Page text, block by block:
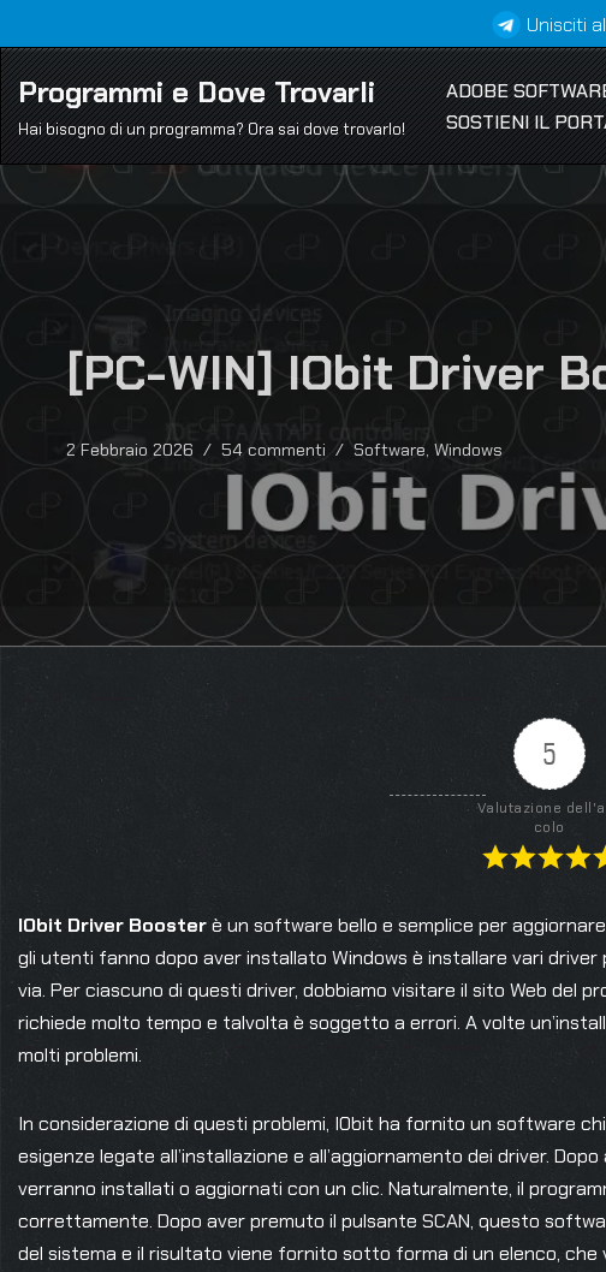
Vai
al
contenuto
Unisciti
Programmi e Dove Trovarli
Hai bisogno di un programma? Ora sai dove trovarlo!
ADOBE
SOSTIENI IL
[PC-WIN] IObit Driver
2 Febbraio 2026 54 commenti Software, Windows
5
Valutazione
colo
IObit Driver Boosterè un software bello e semplice per
gli utenti fanno dopo aver installato Windows è installare vari
via. Per ciascuno di questi driver, dobbiamo visitare il sito Web del
richiede molto tempo e talvolta è soggetto a errori. A volte
molti problemi.
In considerazione di questi problemi, IObit ha fornito un software
esigenze legate all’installazione e all’aggiornamento dei driver.
verranno installati o aggiornati con un clic. Naturalmente, il
correttamente. Dopo aver premuto il pulsante SCAN, questo
del sistema e il risultato viene fornito sotto forma di un elenco,